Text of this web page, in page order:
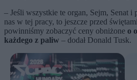
– Jeśli wszystkie te organ, Sejm, Senat i
nas w tej pracy, to jeszcze przed
powinniśmy zobaczyć ceny obniżone o
każdego z paliw – dodał Donald Tusk.